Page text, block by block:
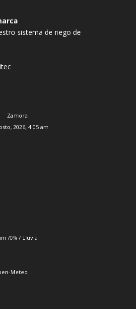
sistema de riego de
Zamora
2026, 4:05 am
/0% / Lluvia
Meteo